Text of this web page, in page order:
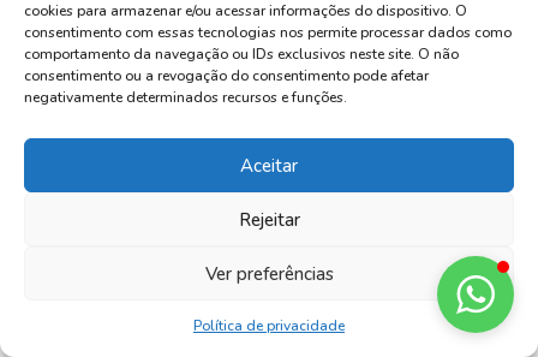
cookies para armazenar e/ou acessar informações do dispositivo. O
consentimento com essas tecnologias nos permite processar dados como
comportamento da navegação ou IDs exclusivos neste site. O não
consentimento ou a revogação do consentimento pode afetar
negativamente determinados recursos e funções.
Aceitar
Rejeitar
Ver preferências
Política de privacidade
© AXAR INCORPADORA | Todos os direitos reservados.